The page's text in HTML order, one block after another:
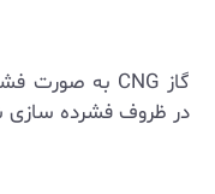
گاز CNG
در ظروف فشرده ‌سازی